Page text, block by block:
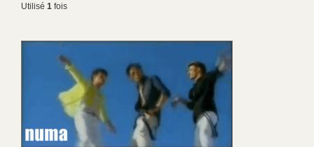
Utilisé 1 fois